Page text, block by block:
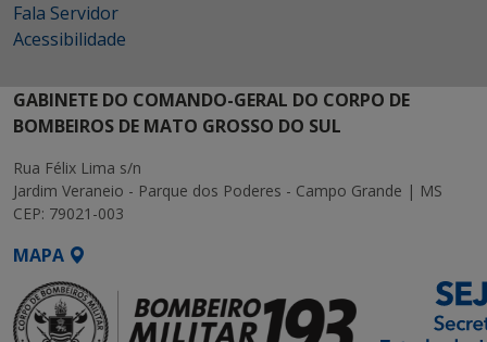
Fala Servidor
Acessibilidade
GABINETE DO COMANDO-GERAL DO CORPO DE
BOMBEIROS DE MATO GROSSO DO SUL
Rua Félix Lima s/n
Jardim Veraneio - Parque dos Poderes - Campo Grande | MS
CEP: 79021-003
MAPA